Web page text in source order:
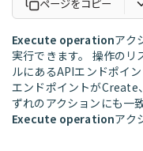
ページをコピー
Execute operationアク
実行できます。 操作の
ルにあるAPIエンドポイ
エンドポイントが
ずれのアクションにも一
Execute operationアク